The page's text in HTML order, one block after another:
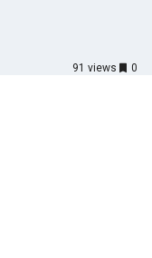
91 views 0